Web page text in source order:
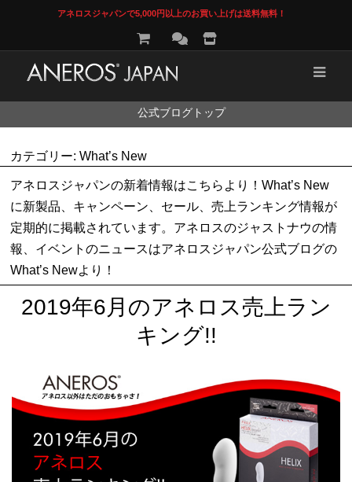
アネロスジャパンで5,000円以上のお買い上げは送料無料！
ツ
公式ブログトップ
カテゴリー:What’s New
アネロスジャパンの新着情報はこちらより！What’s New
に新製品、キャンペーン、セール、売上ランキング情報が
定期的に掲載されています。アネロスのジャストナウの情
報、イベントのニュースはアネロスジャパン公式ブログの
What’s Newより！
2019年6月のアネロス売上ラン
キング!!